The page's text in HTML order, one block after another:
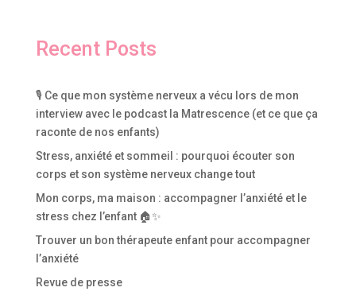
eRecent Posts
🎙️ Ce que mon système nerveux a vécu lors de mon
interview avec le podcast la Matrescence (et ce que ça
raconte de nos enfants)
Stress, anxiété et sommeil : pourquoi écouter son
corps et son système nerveux change tout
Mon corps, ma maison : accompagner l’anxiété et le
stress chez l’enfant 🏠✨
Trouver un bon thérapeute enfant pour accompagner
l’anxiété
Revue de presse